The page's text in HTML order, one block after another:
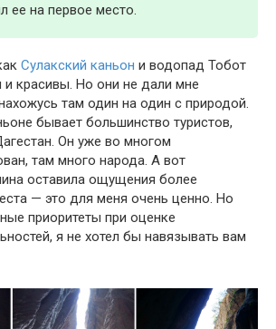
ее на первое место.
Сулакский каньон и водопад Тобот
красивы. Но они не дали мне
там один на один с природой.
бывает большинство туристов,
Он уже во многом
там много народа. А вот
оставила ощущения более
— это для меня очень ценно. Но
приоритеты при оценке
я не хотел бы навязывать вам